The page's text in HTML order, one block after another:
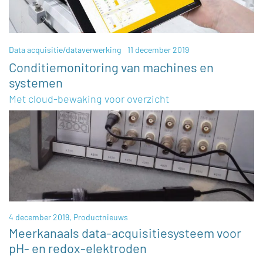
Data acquisitie/dataverwerking 11 december 2019
Conditiemonitoring van machines en
systemen
Met cloud-bewaking voor overzicht
4 december 2019, Productnieuws
Meerkanaals data-acquisitiesysteem voor
pH- en redox-elektroden